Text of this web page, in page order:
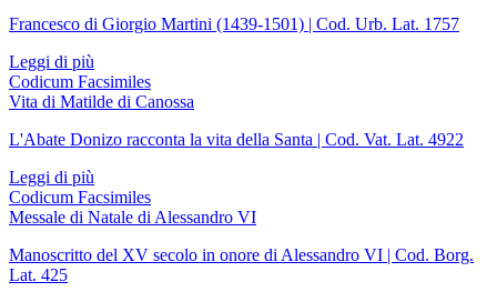
Francesco di Giorgio Martini (1439-1501) | Cod. Urb. Lat. 1757
Leggi di più
Codicum Facsimiles
Vita di Matilde di Canossa
L'Abate Donizo racconta la vita della Santa | Cod. Vat. Lat. 4922
Leggi di più
Codicum Facsimiles
Messale di Natale di Alessandro VI
Manoscritto del XV secolo in onore di Alessandro VI | Cod. Borg.
Lat. 425